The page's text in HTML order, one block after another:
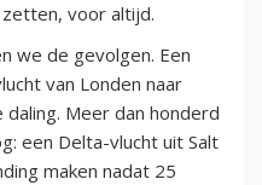
voor altijd.
we de gevolgen. Een
van Londen naar
Meer dan honderd
een Delta-vlucht uit Salt
maken nadat 25